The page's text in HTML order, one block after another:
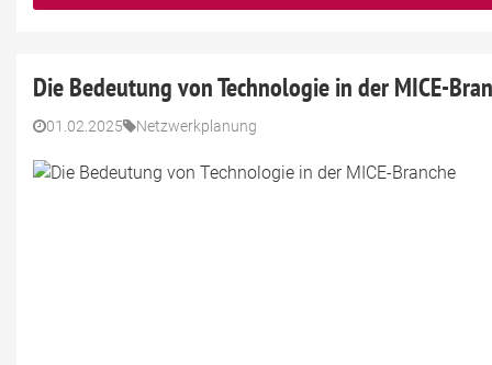
Die Bedeutung von Technologie in der MICE-
01.02.2025 Netzwerkplanung